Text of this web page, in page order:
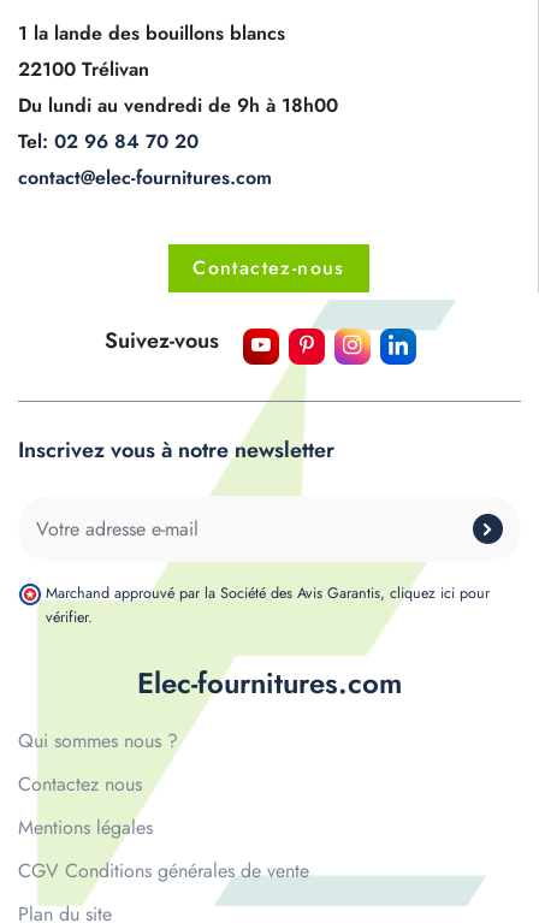
1 la lande des bouillons blancs
22100 Trélivan
Du lundi au vendredi de 9h à 18h00
Tel: 02 96 84 70 20
contact@elec-fournitures.com
Contactez-nous
Elec-fournitures.com
Qui sommes nous ?
Contactez nous
Mentions légales
CGV Conditions générales de vente
Plan du site
Suivez-vous
Inscrivez vous à notre newsletter
Marchand approuvé par la Société des Avis Garantis, cliquez ici pour
vérifier.